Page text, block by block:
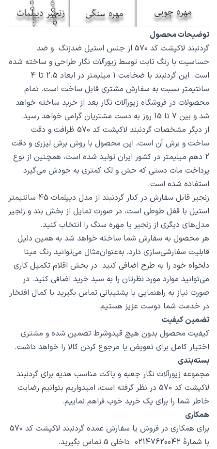
توضیحات محصول
گردنبند لاکپشت کد 570 از جنس استیل ضدزنگ و ضد
حساسیت با رنگ ثابت توسط زیورآلات نگار طراحی و ساخته شده
است. این گردنبند با ضخامت 1 میلیمتر در ابعاد 2.5 تا 4
سانتیمتر نسبت به سفارش مشتری قابل ساخت است. تمام
محصولات در فروشگاه زیورآلات نگار بعد از خرید ساخته خواهد
شد و بین 7 تا 15 روز به دست مشتریان گرامی خواهد رسید.
از دیگر مشخصات گردنبند لاکپشت کد 570 ظرافت و دقت
ساخت و برش آن است، این محصول با روش برش لیزری و دقت
2 دهم میلیمتر در کشور ایران تولید شده است، همچنین از نوع
پرداخت مات دستی که خش و لک کمتری به خودش می‌گیرد
استفاده شده است.
زنجیر قابل سفارش در کنار گردنبند از مدل دیپلمات 45 سانتیمتر
استیل با قفل طوطی است، در صورت تمایل از بخش بند و زنجیر
مدل‌های دیگری از زنجیر یا مهره سنگ را انتخاب کنید.
هر محصول به سفارش شما ساخته خواهد شد به همین دلیل
قابلیت سفارشی‌سازی دارد، به‌عنوان‌مثال می‌توانید رنگ مینا
دلخواه خود را به طرح اضافی کنید. در بخش اقلام تکمیل کاری
می‌توانید موارد مورد نظرتان را به سبد خرید اضافی کنید. در
صورت نیاز به راهنمایی با پشتیبانی تماس بگیرید با کمال افتخار
در خدمت شما دوست عزیز هستیم.
تضمین کیفیت
کیفیت محصول بدون هیچ قیدوشرط تضمین شده و مشتری
اختیار کامل برای تعویض یا مرجوع کردن کالا را خواهد داشت.
بسته‌بندی
مجموعه زیورآلات نگار جعبه و پاکت مناسب هدیه برای گردنبند
لاکپشت کد 570 در نظر گرفته است، امیدواریم بتوانیم رضایت
خاطر شما را برای یک خرید خوب فراهم نماییم.
همکاری
برای همکاری در فروش یا سفارش عمده گردنبند لاکپشت کد 570
با شمارهٔ 02147620042 داخلی 5 تماس بگیرید.